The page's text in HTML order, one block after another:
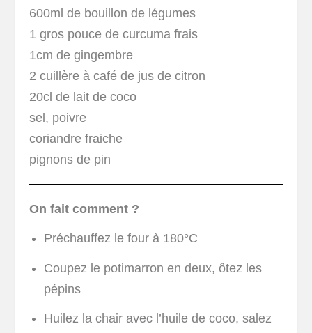
600ml de bouillon de légumes
1 gros pouce de curcuma frais
1cm de gingembre
2 cuillère à café de jus de citron
20cl de lait de coco
sel, poivre
coriandre fraiche
pignons de pin
On fait comment ?
Préchauffez le four à 180°C
Coupez le potimarron en deux, ôtez les
pépins
Huilez la chair avec l’huile de coco, salez